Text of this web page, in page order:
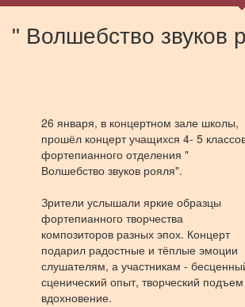
" Волшебство звуков
26 января, в концертном зале школы,
прошёл концерт учащихся 4- 5
фортепианного отделения "
Волшебство звуков рояля".
Зрители услышали яркие образцы
фортепианного творчества
композиторов разных эпох. Концерт
подарил радостные и тёплые эмоции
слушателям, а участникам -
сценический опыт, творческий
вдохновение.